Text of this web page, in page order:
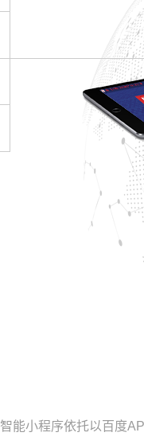
智能小程序依托以百度